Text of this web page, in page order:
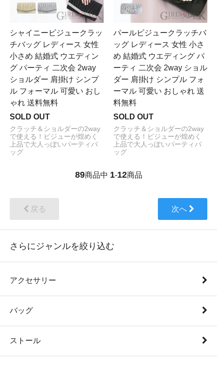
シャイニービジュークラッ
チバッグ レディース 女性
小さめ 結婚式 ウエディン
グ パーティ 二次会 2way
ショルダー 肩掛け シンプ
ル フォーマル 可愛い おし
ゃれ 送料無料
SOLD OUT
クラッチ＆ショルダーの2way
で使える！ビジューが煌めく
上品で大人っぽいパーティバ
ッグ
パールビジュークラッチバ
ッグ レディース 女性 小さ
め 結婚式 ウエディング パ
ーティ 二次会 2way ショル
ダー 肩掛け シンプル フォ
ーマル 可愛い おしゃれ 送
料無料
SOLD OUT
クラッチ＆ショルダーの2way
で使える！ビジューが煌めく
上品で大人っぽいパーティバ
ッグ
89商品中 1-12商品
戻る 次へ
さらにジャンルを絞り込む
アクセサリー
バッグ
ストール